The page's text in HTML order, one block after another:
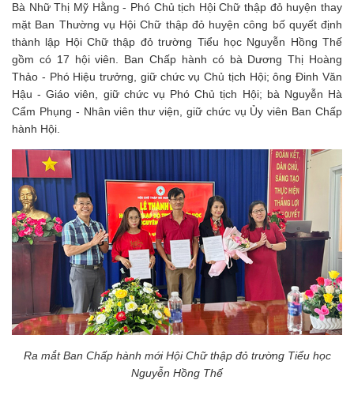
Bà Nhữ Thị Mỹ Hằng - Phó Chủ tịch Hội Chữ thập đỏ huyện thay
mặt Ban Thường vụ Hội Chữ thập đỏ huyện công bố quyết định
thành lập Hội Chữ thập đỏ trường Tiểu học Nguyễn Hồng Thế
gồm có 17 hội viên. Ban Chấp hành có bà Dương Thị Hoàng
Thảo - Phó Hiệu trưởng, giữ chức vụ Chủ tịch Hội; ông Đinh Văn
Hậu - Giáo viên, giữ chức vụ Phó Chủ tịch Hội; bà Nguyễn Hà
Cẩm Phụng - Nhân viên thư viện, giữ chức vụ Ủy viên Ban Chấp
hành Hội.
Ra mắt Ban Chấp hành mới Hội Chữ thập đỏ trường Tiểu học
Nguyễn Hồng Thế